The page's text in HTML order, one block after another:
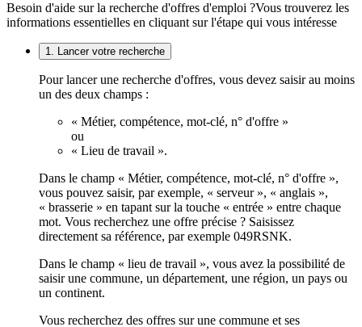
Besoin d'aide sur la recherche d'offres d'emploi ?Vous trouverez les
informations essentielles en cliquant sur l'étape qui vous intéresse
1. Lancer votre recherche
Pour lancer une recherche d'offres, vous devez saisir au moins
un des deux champs :
« Métier, compétence, mot-clé, n° d'offre »
ou
« Lieu de travail ».
Dans le champ « Métier, compétence, mot-clé, n° d'offre »,
vous pouvez saisir, par exemple, « serveur », « anglais »,
« brasserie » en tapant sur la touche « entrée » entre chaque
mot. Vous recherchez une offre précise ? Saisissez
directement sa référence, par exemple 049RSNK.
Dans le champ « lieu de travail », vous avez la possibilité de
saisir une commune, un département, une région, un pays ou
un continent.
Vous recherchez des offres sur une commune et ses